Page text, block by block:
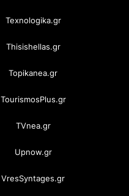
Texnologika.gr
Thisishellas.gr
Topikanea.gr
TourismosPlus.gr
TVnea.gr
Upnow.gr
VresSyntages.gr